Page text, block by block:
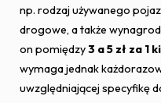
np. rodzaj używanego
drogowe, a także
on pomiędzy3 a 5 zł za 1
wymaga jednak
uwzględniającej specyfikę